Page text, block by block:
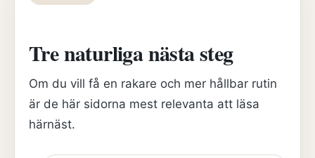
Tre naturliga nästa steg
Om du vill få en rakare och mer hållbar rutin
är de här sidorna mest relevanta att läsa
härnäst.